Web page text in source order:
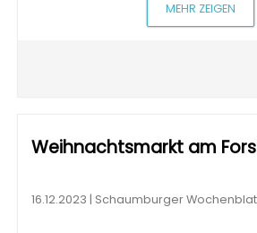
MEHR ZEIGEN
Weihnachtsmarkt am
16.12.2023 | Schaumburger